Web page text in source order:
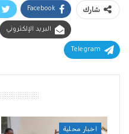
شارك Facebook
البريد الإلكتروني
Telegram
اخبار محلية